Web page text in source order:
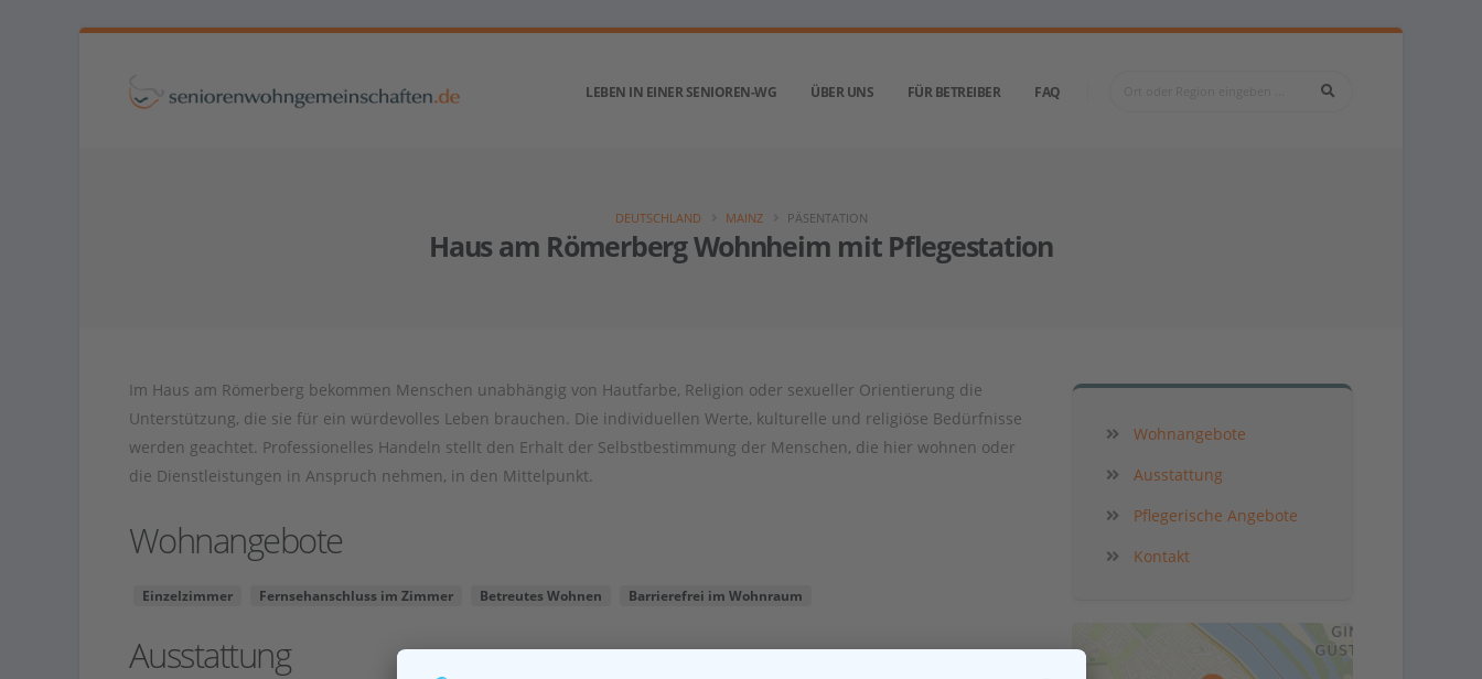
LEBEN IN EINER SENIOREN-WG ÜBER UNS FÜR BETREIBER FAQ
Haus am Römerberg Wohnheim mit Pflegestation
DEUTSCHLAND MAINZ PÄSENTATION
Im Haus am Römerberg bekommen Menschen unabhängig von Hautfarbe, Religion oder sexueller Orientierung die
Unterstützung, die sie für ein würdevolles Leben brauchen. Die individuellen Werte, kulturelle und religiöse Bedürfnisse
werden geachtet. Professionelles Handeln stellt den Erhalt der Selbstbestimmung der Menschen, die hier wohnen oder
die Dienstleistungen in Anspruch nehmen, in den Mittelpunkt.
Wohnangebote
Einzelzimmer Fernsehanschluss im Zimmer Betreutes Wohnen Barrierefrei im Wohnraum
Ausstattung
Wohnangebote
Ausstattung
Pflegerische Angebote
Kontakt